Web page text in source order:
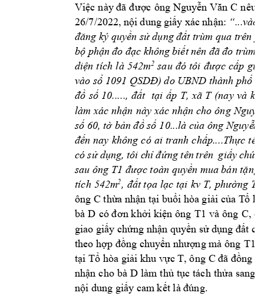
Việc này đã được ông Nguyễn Văn C nêu
26/7/2022, nội dung giấy xác nhận: “...vào
đăng ký quyền sử dụng đất trùm qua trên
bộ phận đo đạc không biết nên đã đo trùm
diện tích là 542m2 sau đó tôi được cấp
vào sổ 1091 QSDĐ) do UBND thành phố C
đồ số 10....., đất tại ấp T, xã T (nay và
làm xác nhận này xác nhận cho ông
số 60, tờ bản đồ số 10...là của ông Nguyễn
đến nay không có ai tranh chấp....Thực tế
có sử dụng, tôi chỉ đứng tên trên giấy
sau ông T1 được toàn quyền mua bán tặng
tích 542m2, đất tọa lạc tại kv T, phường T,
ông C thừa nhận tại buổi hòa giải của Tổ
bà D có đơn khởi kiện ông T1 và ông C,
giao giấy chứng nhận quyền sử dụng đất
theo hợp đồng chuyển nhượng mà ông T1
tại Tổ hòa giải khu vực T, ông C đã đồng ý
nhận cho bà D làm thủ tục tách thửa sang
nội dung giấy cam kết là đúng.